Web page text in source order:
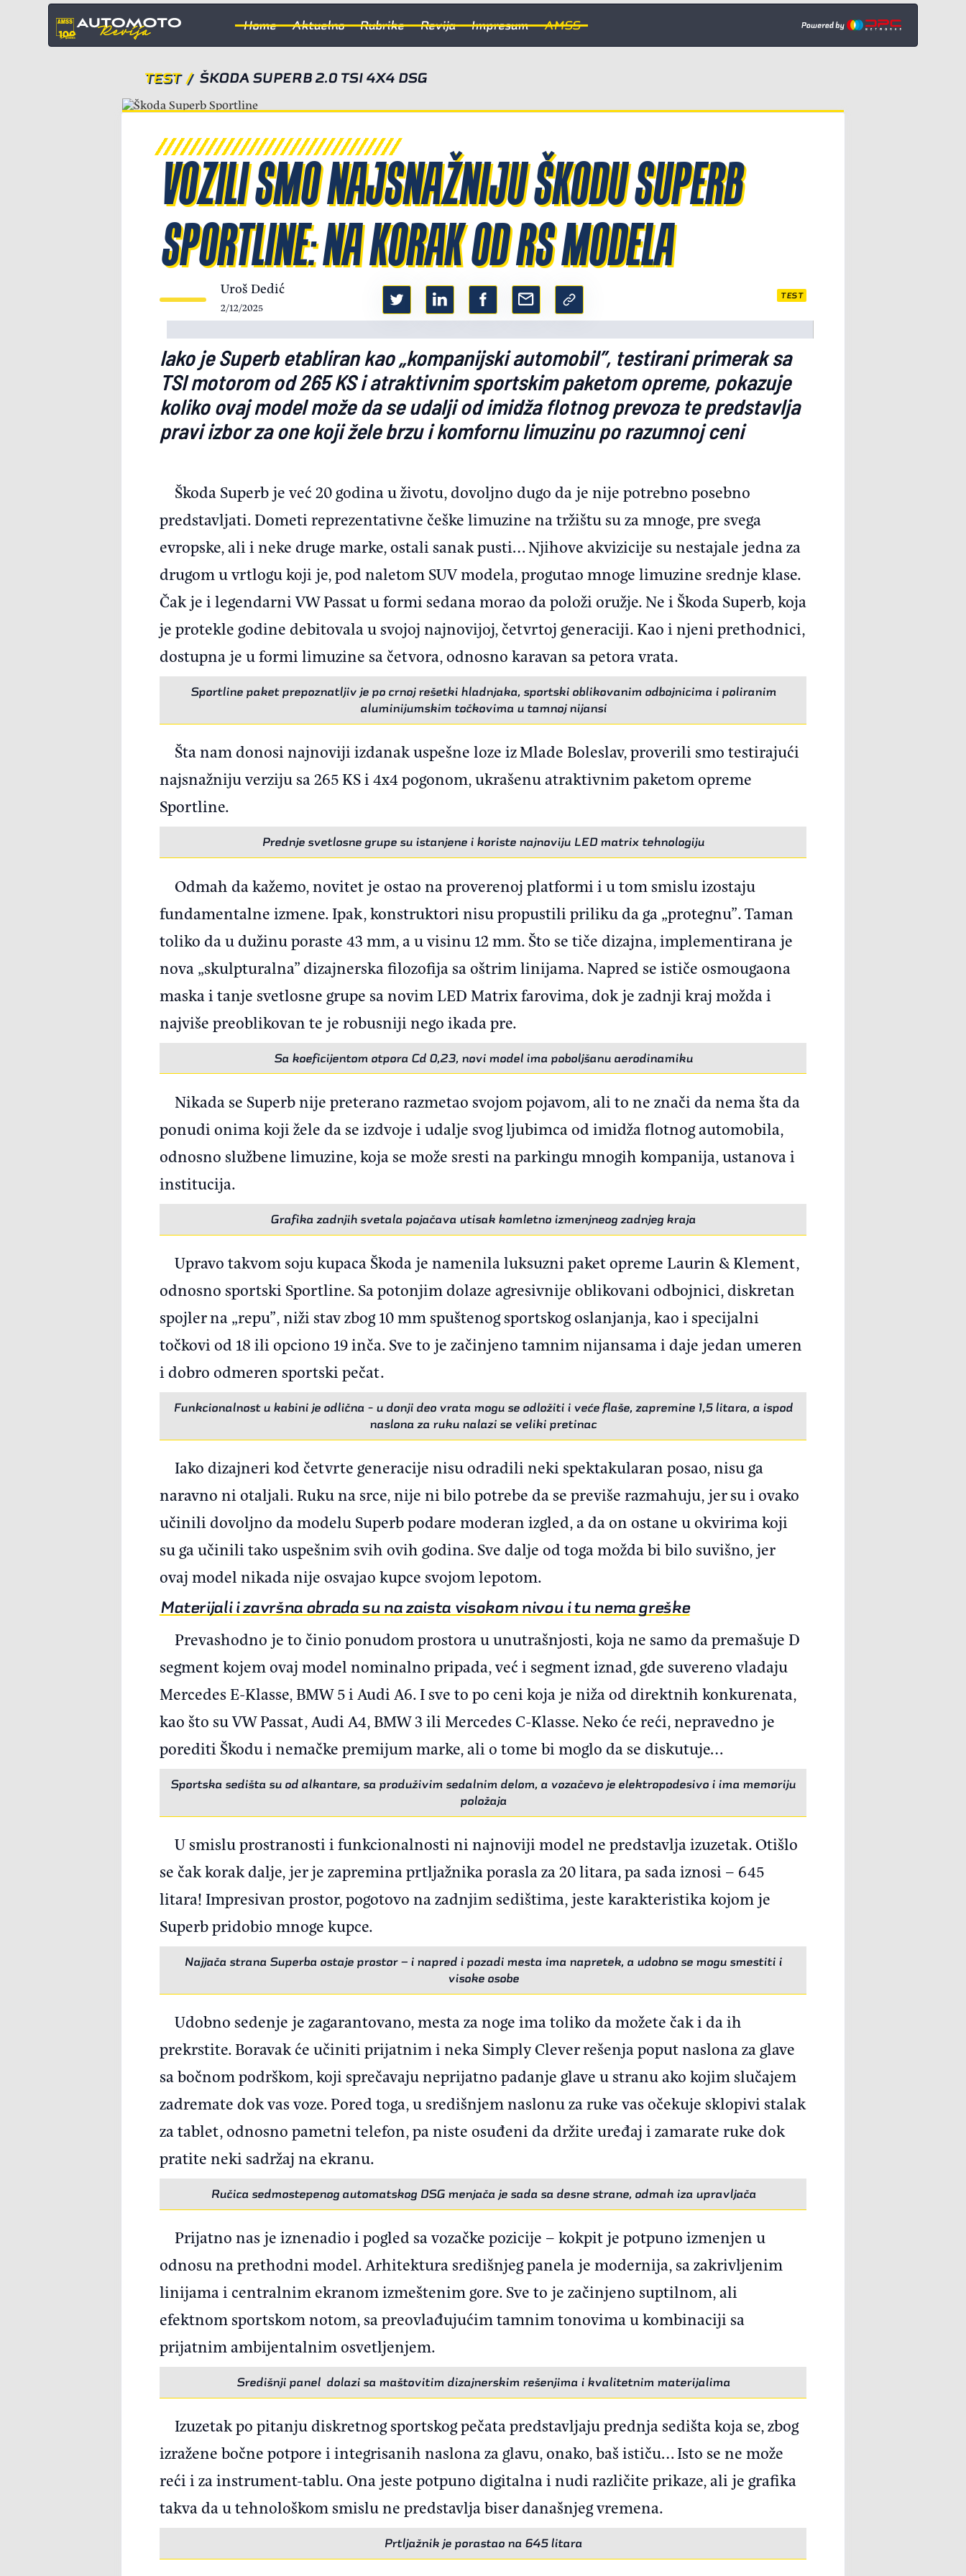
Home Aktuelno Rubrike Revija Impresum AMSS
TEST / ŠKODA SUPERB 2.0 TSI 4X4 DSG
VOZILI SMO NAJSNAŽNIJU ŠKODU SUPERB
SPORTLINE: NA KORAK OD RS MODELA
Uroš Dedić
2/12/2025
TEST
Iako je Superb etabliran kao „kompanijski automobil”, testirani primerak sa
TSI motorom od 265 KS i atraktivnim sportskim paketom opreme, pokazuje
koliko ovaj model može da se udalji od imidža flotnog prevoza te predstavlja
pravi izbor za one koji žele brzu i komfornu limuzinu po razumnoj ceni
Škoda Superb je već 20 godina u životu, dovoljno dugo da je nije potrebno posebno
predstavljati. Dometi reprezentativne češke limuzine na tržištu su za mnoge, pre svega
evropske, ali i neke druge marke, ostali sanak pusti… Njihove akvizicije su nestajale jedna za
drugom u vrtlogu koji je, pod naletom SUV modela, progutao mnoge limuzine srednje klase.
Čak je i legendarni VW Passat u formi sedana morao da položi oružje. Ne i Škoda Superb, koja
je protekle godine debitovala u svojoj najnovijoj, četvrtoj generaciji. Kao i njeni prethodnici,
dostupna je u formi limuzine sa četvora, odnosno karavan sa petora vrata.
Sportline paket prepoznatljiv je po crnoj rešetki hladnjaka, sportski oblikovanim odbojnicima i poliranim
aluminijumskim točkovima u tamnoj nijansi
Šta nam donosi najnoviji izdanak uspešne loze iz Mlade Boleslav, proverili smo testirajući
najsnažniju verziju sa 265 KS i 4x4 pogonom, ukrašenu atraktivnim paketom opreme
Sportline.
Prednje svetlosne grupe su istanjene i koriste najnoviju LED matrix tehnologiju
Odmah da kažemo, novitet je ostao na proverenoj platformi i u tom smislu izostaju
fundamentalne izmene. Ipak, konstruktori nisu propustili priliku da ga „protegnu”. Taman
toliko da u dužinu poraste 43 mm, a u visinu 12 mm. Što se tiče dizajna, implementirana je
nova „skulpturalna” dizajnerska filozofija sa oštrim linijama. Napred se ističe osmougaona
maska i tanje svetlosne grupe sa novim LED Matrix farovima, dok je zadnji kraj možda i
najviše preoblikovan te je robusniji nego ikada pre.
Sa koeficijentom otpora Cd 0,23, novi model ima poboljšanu aerodinamiku
Nikada se Superb nije preterano razmetao svojom pojavom, ali to ne znači da nema šta da
ponudi onima koji žele da se izdvoje i udalje svog ljubimca od imidža flotnog automobila,
odnosno službene limuzine, koja se može sresti na parkingu mnogih kompanija, ustanova i
institucija.
Grafika zadnjih svetala pojačava utisak komletno izmenjneog zadnjeg kraja
Upravo takvom soju kupaca Škoda je namenila luksuzni paket opreme Laurin & Klement,
odnosno sportski Sportline. Sa potonjim dolaze agresivnije oblikovani odbojnici, diskretan
spojler na „repu”, niži stav zbog 10 mm spuštenog sportskog oslanjanja, kao i specijalni
točkovi od 18 ili opciono 19 inča. Sve to je začinjeno tamnim nijansama i daje jedan umeren
i dobro odmeren sportski pečat.
Funkcionalnost u kabini je odlična - u donji deo vrata mogu se odložiti i veće flaše, zapremine 1,5 litara, a ispod
naslona za ruku nalazi se veliki pretinac
Iako dizajneri kod četvrte generacije nisu odradili neki spektakularan posao, nisu ga
naravno ni otaljali. Ruku na srce, nije ni bilo potrebe da se previše razmahuju, jer su i ovako
učinili dovoljno da modelu Superb podare moderan izgled, a da on ostane u okvirima koji
su ga učinili tako uspešnim svih ovih godina. Sve dalje od toga možda bi bilo suvišno, jer
ovaj model nikada nije osvajao kupce svojom lepotom.
Materijali i završna obrada su na zaista visokom nivou i tu nema greške
Prevashodno je to činio ponudom prostora u unutrašnjosti, koja ne samo da premašuje D
segment kojem ovaj model nominalno pripada, već i segment iznad, gde suvereno vladaju
Mercedes E-Klasse, BMW 5 i Audi A6. I sve to po ceni koja je niža od direktnih konkurenata,
kao što su VW Passat, Audi A4, BMW 3 ili Mercedes C-Klasse. Neko će reći, nepravedno je
porediti Škodu i nemačke premijum marke, ali o tome bi moglo da se diskutuje…
Sportska sedišta su od alkantare, sa produživim sedalnim delom, a vozačevo je elektropodesivo i ima memoriju
položaja
U smislu prostranosti i funkcionalnosti ni najnoviji model ne predstavlja izuzetak. Otišlo
se čak korak dalje, jer je zapremina prtljažnika porasla za 20 litara, pa sada iznosi – 645
litara! Impresivan prostor, pogotovo na zadnjim sedištima, jeste karakteristika kojom je
Superb pridobio mnoge kupce.
Najjača strana Superba ostaje prostor – i napred i pozadi mesta ima napretek, a udobno se mogu smestiti i
visoke osobe
Udobno sedenje je zagarantovano, mesta za noge ima toliko da možete čak i da ih
prekrstite. Boravak će učiniti prijatnim i neka Simply Clever rešenja poput naslona za glave
sa bočnom podrškom, koji sprečavaju neprijatno padanje glave u stranu ako kojim slučajem
zadremate dok vas voze. Pored toga, u središnjem naslonu za ruke vas očekuje sklopivi stalak
za tablet, odnosno pametni telefon, pa niste osuđeni da držite uređaj i zamarate ruke dok
pratite neki sadržaj na ekranu.
Ručica sedmostepenog automatskog DSG menjača je sada sa desne strane, odmah iza upravljača
Prijatno nas je iznenadio i pogled sa vozačke pozicije – kokpit je potpuno izmenjen u
odnosu na prethodni model. Arhitektura središnjeg panela je modernija, sa zakrivljenim
linijama i centralnim ekranom izmeštenim gore. Sve to je začinjeno suptilnom, ali
efektnom sportskom notom, sa preovlađujućim tamnim tonovima u kombinaciji sa
prijatnim ambijentalnim osvetljenjem.
Središnji panel dolazi sa maštovitim dizajnerskim rešenjima i kvalitetnim materijalima
Izuzetak po pitanju diskretnog sportskog pečata predstavljaju prednja sedišta koja se, zbog
izražene bočne potpore i integrisanih naslona za glavu, onako, baš ističu… Isto se ne može
reći i za instrument-tablu. Ona jeste potpuno digitalna i nudi različite prikaze, ali je grafika
takva da u tehnološkom smislu ne predstavlja biser današnjeg vremena.
Prtljažnik je porastao na 645 litara